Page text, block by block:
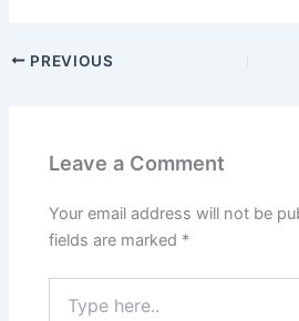
c
e
o
k
st
o
o
PREVIOUS
Leave a Comment
Your email address will not be
fields are marked *
here..